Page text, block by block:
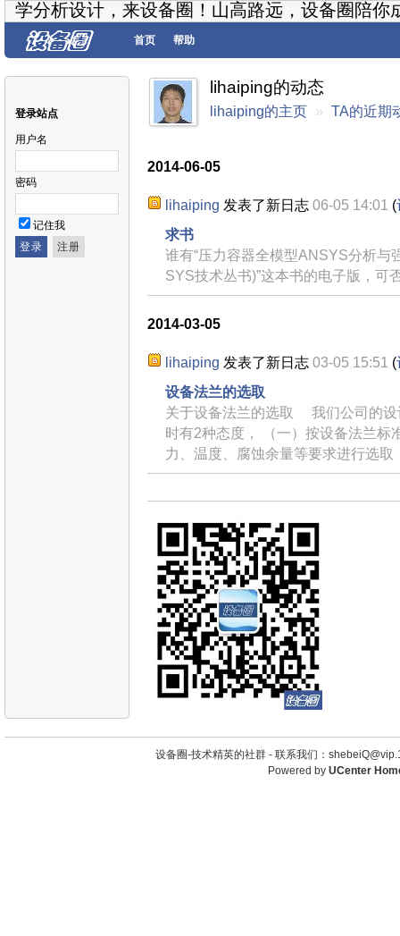
学分析设计，来设备圈！山高路远，设备圈陪你
首页 帮助
登录站点
用户名
密码
记住我
lihaiping的动态
lihaiping的主页 » TA的近期
2014-06-05
lihaiping 发表了新日志 06-05 14:01 (
求书
谁有“压力容器全模型ANSYS分析与
SYS技术丛书)”这本书的电子版，可
2014-03-05
lihaiping 发表了新日志 03-05 15:51 (
设备法兰的选取
关于设备法兰的选取 我们公司的设
时有2种态度， （一）按设备法兰标
力、温度、腐蚀余量等要求进行选取
设备圈-技术精英的社群 - 联系我们：
Powered by UCenter